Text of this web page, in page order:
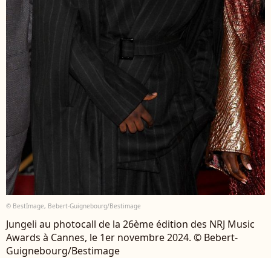
© BestImage, Bebert-Guignebourg/Bestimage
Jungeli au photocall de la 26ème édition des NRJ Music
Awards à Cannes, le 1er novembre 2024. © Bebert-
Guignebourg/Bestimage